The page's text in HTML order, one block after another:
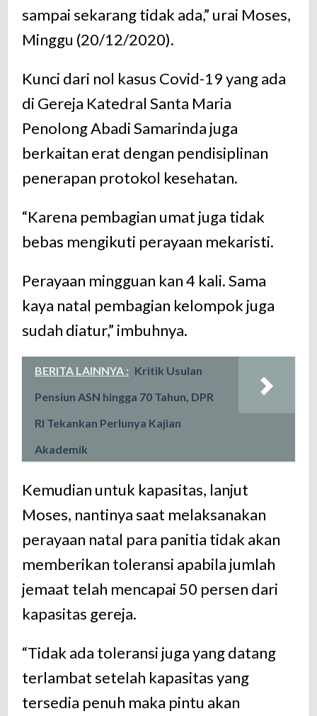
sampai sekarang tidak ada,” urai Moses,
Minggu (20/12/2020).
Kunci dari nol kasus Covid-19 yang ada
di Gereja Katedral Santa Maria
Penolong Abadi Samarinda juga
berkaitan erat dengan pendisiplinan
penerapan protokol kesehatan.
“Karena pembagian umat juga tidak
bebas mengikuti perayaan mekaristi.
Perayaan mingguan kan 4 kali. Sama
kaya natal pembagian kelompok juga
sudah diatur,” imbuhnya.
BERITA LAINNYA : Kritik Usulan
Pensiun ASN hingga 70 Tahun, DPR
RI Tekankan Perlunya Kajian
Akademik
Kemudian untuk kapasitas, lanjut
Moses, nantinya saat melaksanakan
perayaan natal para panitia tidak akan
memberikan toleransi apabila jumlah
jemaat telah mencapai 50 persen dari
kapasitas gereja.
“Tidak ada toleransi juga yang datang
terlambat setelah kapasitas yang
tersedia penuh maka pintu akan